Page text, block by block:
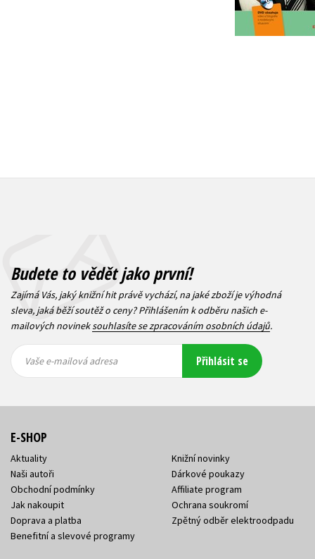
Do
Budete to vědět jako první!
Zajímá Vás, jaký knižní hit právě vychází, na jaké zboží je výhodná
sleva, jaká běží soutěž o ceny? Přihlášením k odběru našich e-
mailových novineksouhlasíte se zpracováním osobních údajů.
mailová
mailová
Vaše e-mailová adresa Přihlásit se
E-SHOP
Aktuality
Naši autoři
Obchodní podmínky
Jak nakoupit
Doprava a platba
Benefitní a slevové programy
Knižní novinky
Dárkové poukazy
Affiliate program
Ochrana soukromí
Zpětný odběr elektroodpadu